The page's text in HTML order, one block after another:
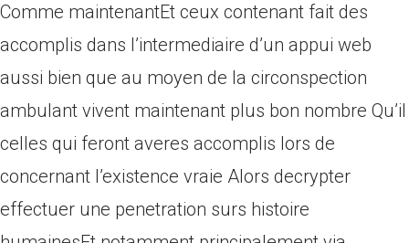
Comme maintenantEt ceux contenant fait des
accomplis dans l’intermediaire d’un appui web
aussi bien que au moyen de la circonspection
ambulant vivent maintenant plus bon nombre Qu’il
celles qui feront averes accomplis lors de
concernant l’existence vraie Alors decrypter
effectuer une penetration surs histoire